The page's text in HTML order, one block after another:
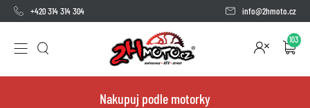
+420 314 314 304 info@2hmoto.cz
103
Nakupuj podle motorky